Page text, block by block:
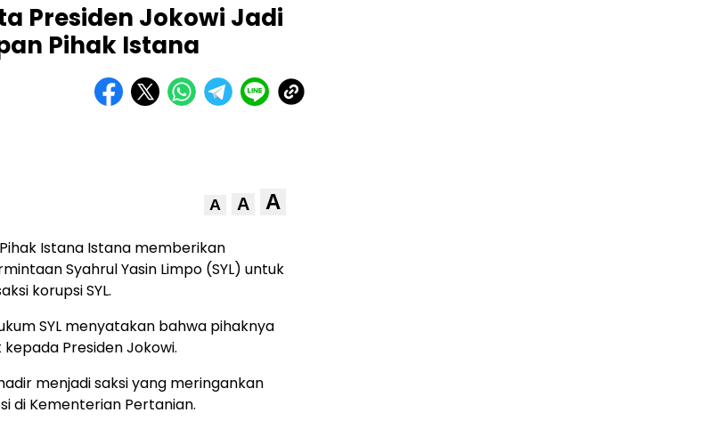
Presiden Jokowi Jadi
Pihak Istana
A A A
Istana Istana memberikan
Syahrul Yasin Limpo (SYL) untuk
korupsi SYL.
SYL menyatakan bahwa pihaknya
Presiden Jokowi.
menjadi saksi yang meringankan
di Kementerian Pertanian.